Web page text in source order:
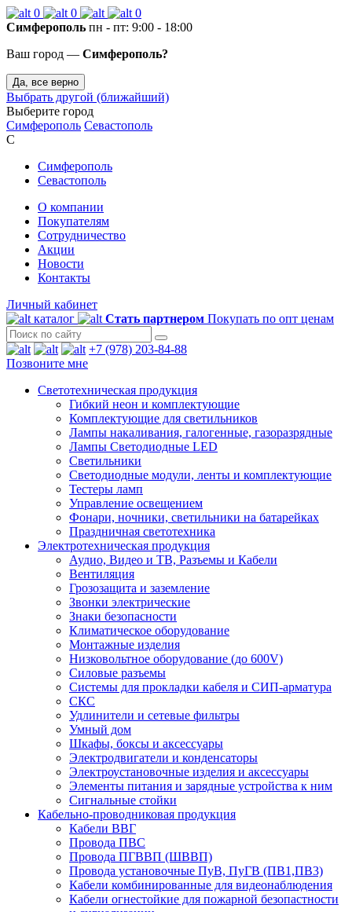
0 0
0
Симферополь пн - пт: 9:00 - 18:00
Ваш город — Симферополь?
Да, все верно
Выбрать другой (ближайший)
Выберите город
Симферополь Севастополь
С
Симферополь
Севастополь
О компании
Покупателям
Сотрудничество
Акции
Новости
Контакты
Личный кабинет
каталог
Стать партнером Покупать по опт ценам
+7 (978) 203-84-88
Позвоните мне
Светотехническая продукция
Гибкий неон и комплектующие
Комплектующие для светильников
Лампы накаливания, галогенные, газоразрядные
Лампы Светодиодные LED
Светильники
Светодиодные модули, ленты и комплектующие
Тестеры ламп
Управление освещением
Фонари, ночники, светильники на батарейках
Праздничная светотехника
Электротехническая продукция
Аудио, Видео и ТВ, Разъемы и Кабели
Вентиляция
Грозозащита и заземление
Звонки электрические
Знаки безопасности
Климатическое оборудование
Монтажные изделия
Низковольтное оборудование (до 600V)
Силовые разъемы
Системы для прокладки кабеля и СИП-арматура
СКС
Удлинители и сетевые фильтры
Умный дом
Шкафы, боксы и аксессуары
Электродвигатели и конденсаторы
Электроустановочные изделия и аксессуары
Элементы питания и зарядные устройства к ним
Сигнальные стойки
Кабельно-проводниковая продукция
Кабели ВВГ
Провода ПВС
Провода ПГВВП (ШВВП)
Провода установочные ПуВ, ПуГВ (ПВ1,ПВ3)
Кабели комбинированные для видеонаблюдения
Кабели огнестойкие для пожарной безопастности